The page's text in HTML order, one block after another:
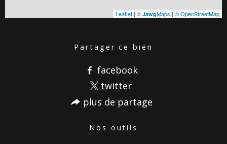
Leaflet | © JawgMaps | © OpenStreetMap
partager ce bien
facebook
twitter
plus de partage
nos outils